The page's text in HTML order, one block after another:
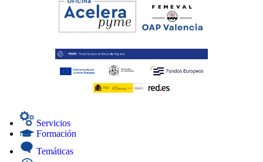
Servicios
Formación
Temáticas